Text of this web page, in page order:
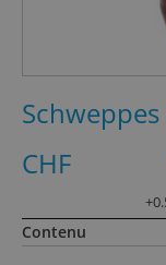
CHF
Contenu